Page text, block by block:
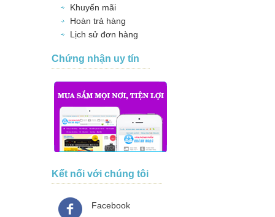
Khuyến mãi
Hoàn trả hàng
Lịch sử đơn hàng
Chứng nhận uy tín
Kết nối với chúng tôi
Facebook